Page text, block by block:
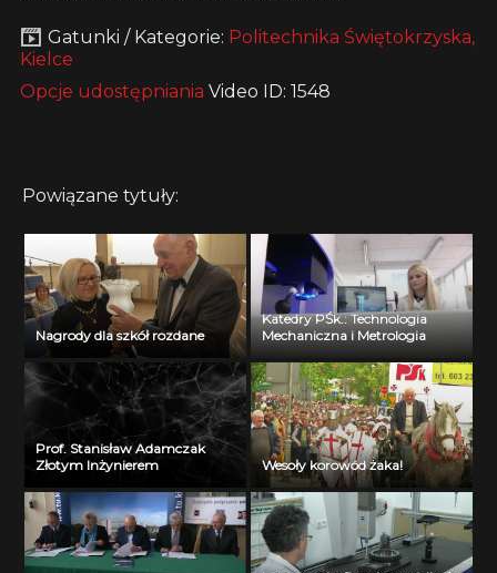
Gatunki / Kategorie: Politechnika Świętokrzyska,
Kielce
Opcje udostępniania Video ID: 1548
Powiązane tytuły:
Nagrody dla szkół rozdane
Katedry PŚk.: Technologia
Mechaniczna i Metrologia
Prof. Stanisław Adamczak
Złotym Inżynierem
Wesoły korowód żaka!